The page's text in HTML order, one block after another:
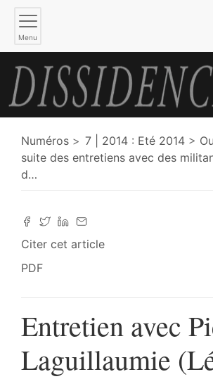
Menu
Numéros 7 | 2014 : Eté 2014
suite des entretiens avec des
d…
Citer cet article
PDF
Entretien avec
Laguillaumie